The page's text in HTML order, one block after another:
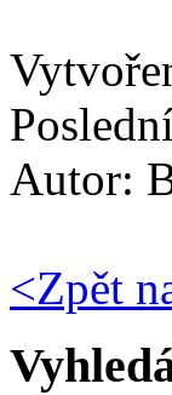
Autor:
<Zpět